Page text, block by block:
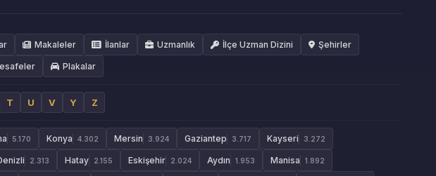
Makaleler İlanlar Uzmanlık İlçe Uzman Dizini Şehirler
Plakalar
T U V Y Z
5.170 Konya 4.302 Mersin 3.924 Gaziantep 3.717 Kayseri 3.272
2.313 Hatay 2.155 Eskişehir 2.024 Aydın 1.953 Manisa 1.892